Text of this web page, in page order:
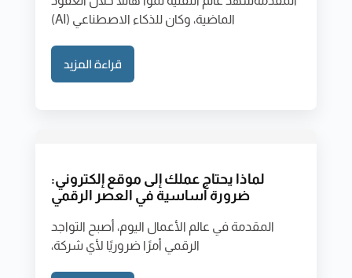
الماضية، وكان للذكاء الاصطناعي (AI)
قراءة المزيد
لماذا يحتاج عملك إلى موقع إلكتروني:
ضرورة أساسية في العصر الرقمي
المقدمة في عالم الأعمال اليوم، أصبح التواجد
الرقمي أمرًا ضروريًا لأي شركة،